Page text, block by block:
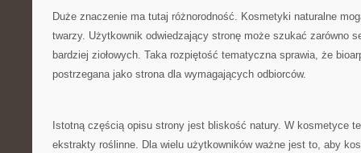
Duże znaczenie ma tutaj różnorodność. Kosmetyki naturalne
twarzy. Użytkownik odwiedzający stronę może szukać zarówno
bardziej ziołowych. Taka rozpiętość tematyczna sprawia, że
postrzegana jako strona dla wymagających odbiorców.
Istotną częścią opisu strony jest bliskość natury. W kosmetyce
ekstrakty roślinne. Dla wielu użytkowników ważne jest to, aby